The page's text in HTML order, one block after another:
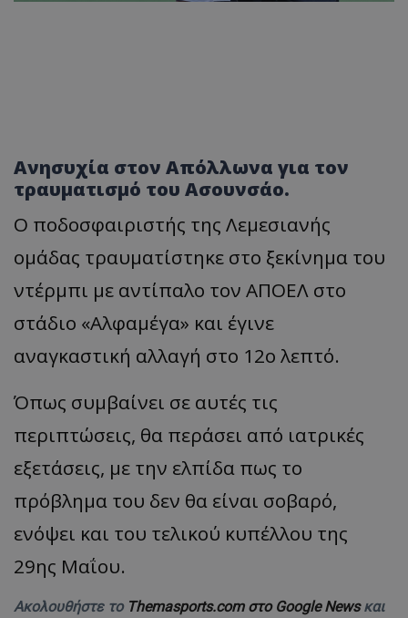
Ανησυχία στον Απόλλωνα για τον
τραυματισμό του Ασουνσάο.
Ο ποδοσφαιριστής της Λεμεσιανής
ομάδας τραυματίστηκε στο ξεκίνημα του
ντέρμπι με αντίπαλο τον ΑΠΟΕΛ στο
στάδιο «Αλφαμέγα» και έγινε
αναγκαστική αλλαγή στο 12ο λεπτό.
Όπως συμβαίνει σε αυτές τις
περιπτώσεις, θα περάσει από ιατρικές
εξετάσεις, με την ελπίδα πως το
πρόβλημα του δεν θα είναι σοβαρό,
ενόψει και του τελικού κυπέλλου της
29ης Μαΐου.
Ακολουθήστε το Themasports.com στο Google Newsκαι